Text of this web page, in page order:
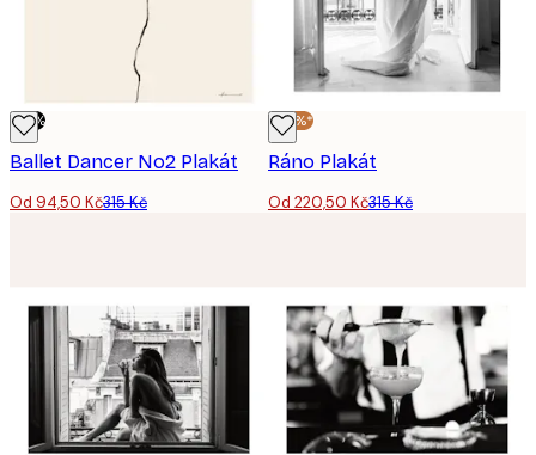
-70%
Ballet Dancer No2 Plakát
Od 94,50 Kč315 Kč
-30%*
Ráno Plakát
Od 220,50 Kč315 Kč